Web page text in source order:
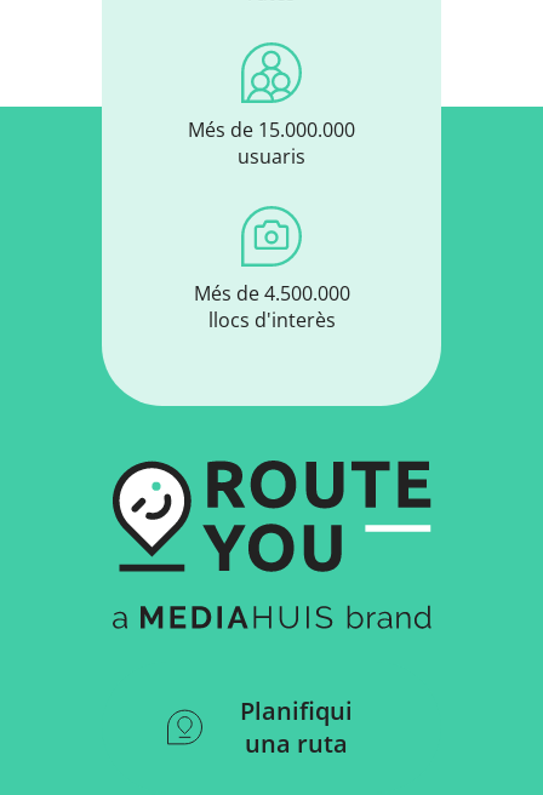
Més de 15.000.000
usuaris
Més de 4.500.000
llocs d'interès
Planifiqui
una ruta